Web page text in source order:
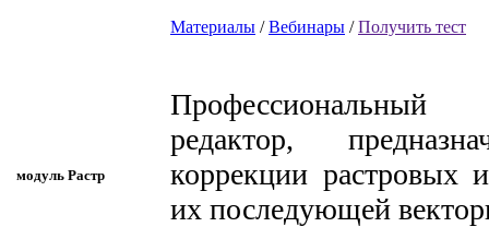
Материалы /Вебинары /Получить тест
модуль Растр
редактор,
коррекции растровых
их последующей